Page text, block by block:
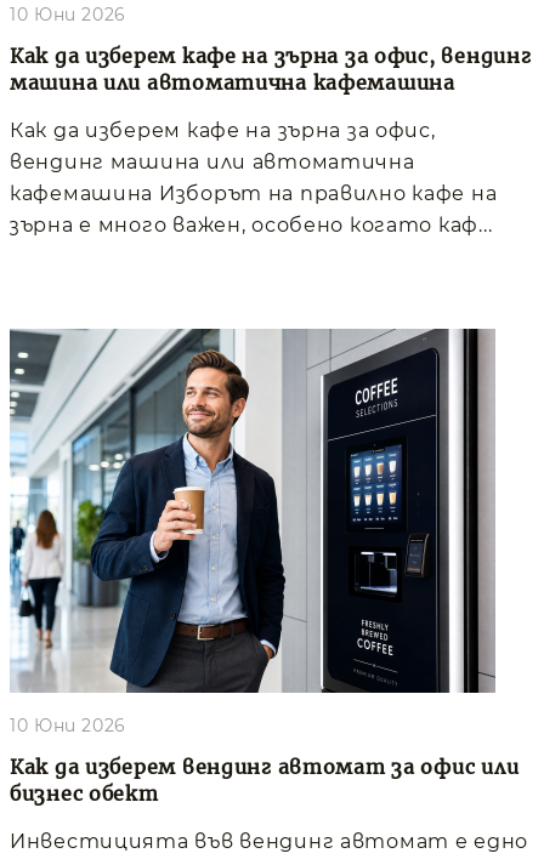
Как да изберем кафе на зърна за офис, вендинг
машина или автоматична кафемашина
10 Юни 2026
Как да изберем кафе на зърна за офис,
вендинг машина или автоматична
кафемашина Изборът на правилно кафе на
зърна е много важен, особено когато каф...
Как да изберем вендинг автомат за офис или
бизнес обект
10 Юни 2026
Инвестицията във вендинг автомат е едно